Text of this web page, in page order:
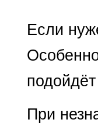
Если
При